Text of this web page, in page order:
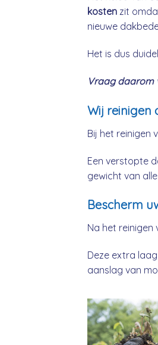
kosten zit
nieuwe
Het is dus
Vraag daarom
Wij reinigen
Bij het reinigen
Een verstopte
gewicht van
Bescherm
Na het
Deze extra
aanslag van